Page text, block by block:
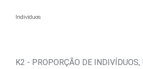
Indivíduos
K2 - PROPORÇÃO DE